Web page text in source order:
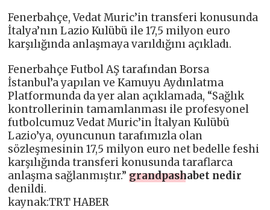
Fenerbahçe, Vedat Muric’in transferi konusunda
İtalya’nın Lazio Kulübü ile 17,5 milyon euro
karşılığında anlaşmaya varıldığını açıkladı.
Fenerbahçe Futbol AŞ tarafından Borsa
İstanbul’a yapılan ve Kamuyu Aydınlatma
Platformunda da yer alan açıklamada, “Sağlık
kontrollerinin tamamlanması ile profesyonel
futbolcumuz Vedat Muric’in İtalyan Kulübü
Lazio’ya, oyuncunun tarafımızla olan
sözleşmesinin 17,5 milyon euro net bedelle feshi
karşılığında transferi konusunda taraflarca
anlaşma sağlanmıştır.”grandpashabet nedir
denildi.
kaynak:TRT HABER